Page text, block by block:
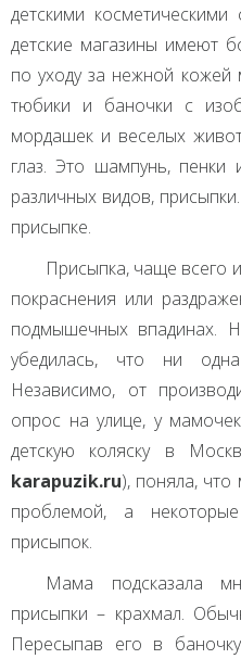
детскими
детские магазины имеют
по уходу за нежной
тюбики и баночки с
мордашек и веселых
глаз. Это шампунь, пенки
различных видов,
присыпке.
Присыпка, чаще всего
покраснения или
подмышечных впадинах.
убедилась, что ни
Независимо, от
опрос на улице, у
детскую коляску в
karapuzik.ru), поняла, что
проблемой, а
присыпок.
Мама подсказала
присыпки – крахмал.
Пересыпав его в